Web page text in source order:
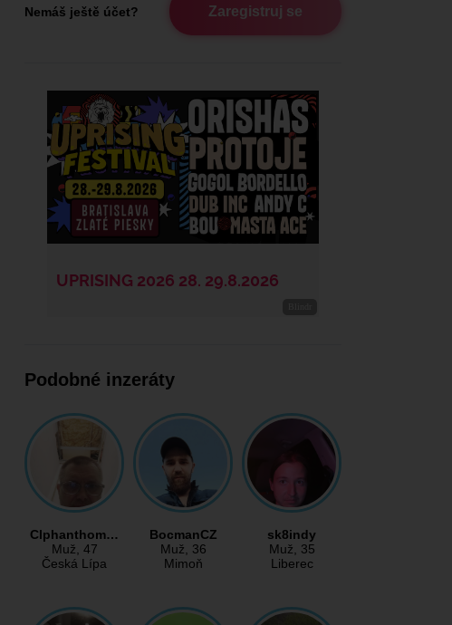
Nemáš ještě účet? Zaregistruj se
Podobné inzeráty
Clphanthom…
Muž, 47
Česká Lípa
BocmanCZ
Muž, 36
Mimoň
sk8indy
Muž, 35
Liberec